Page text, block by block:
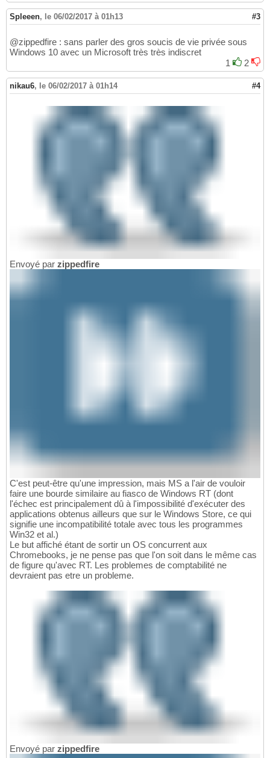
Spleeen, le 06/02/2017 à 01h13 #3
@zippedfire : sans parler des gros soucis de vie privée sous
Windows 10 avec un Microsoft très très indiscret
1
2
nikau6, le 06/02/2017 à 01h14 #4
Envoyé par zippedfire
C'est peut-être qu'une impression, mais MS a l'air de vouloir
faire une bourde similaire au fiasco de Windows RT (dont
l'échec est principalement dû à l'impossibilité d'exécuter des
applications obtenus ailleurs que sur le Windows Store, ce qui
signifie une incompatibilité totale avec tous les programmes
Win32 et al.)
Le but affiché étant de sortir un OS concurrent aux
Chromebooks, je ne pense pas que l'on soit dans le même cas
de figure qu'avec RT. Les problemes de comptabilité ne
devraient pas etre un probleme.
Envoyé par zippedfire